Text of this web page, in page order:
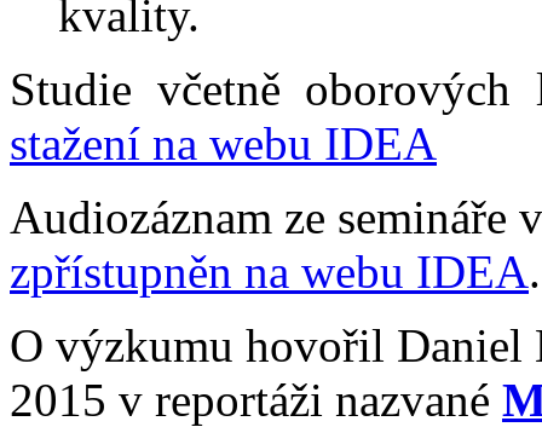
kvality.
Studie včetně
stažení na webu IDEA
Audiozáznam ze semináře
zpřístupněn na webu IDEA
O výzkumu hovořil Daniel
2015 v reportáži nazvané